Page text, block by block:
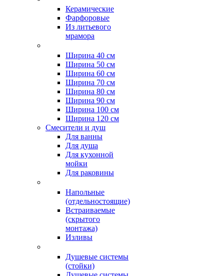
Керамические
Фарфоровые
Из литьевого
мрамора
Ширина 40 см
Ширина 50 см
Ширина 60 см
Ширина 70 см
Ширина 80 см
Ширина 90 см
Ширина 100 см
Ширина 120 см
Смесители и душ
Для ванны
Для душа
Для кухонной
мойки
Для раковины
Напольные
(отдельностоящие)
Встраиваемые
(скрытого
монтажа)
Изливы
Душевые системы
(стойки)